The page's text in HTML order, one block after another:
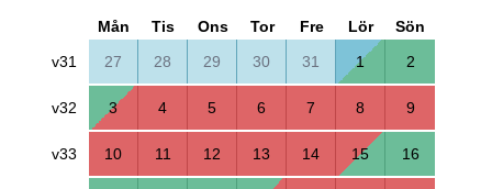
Mån Tis Ons Tor Fre Lör
Sön
v31
27 28 29 30 31 1 2
v32 3 4 5 6 7 8 9
v33 10 11 12 13 14 15 16